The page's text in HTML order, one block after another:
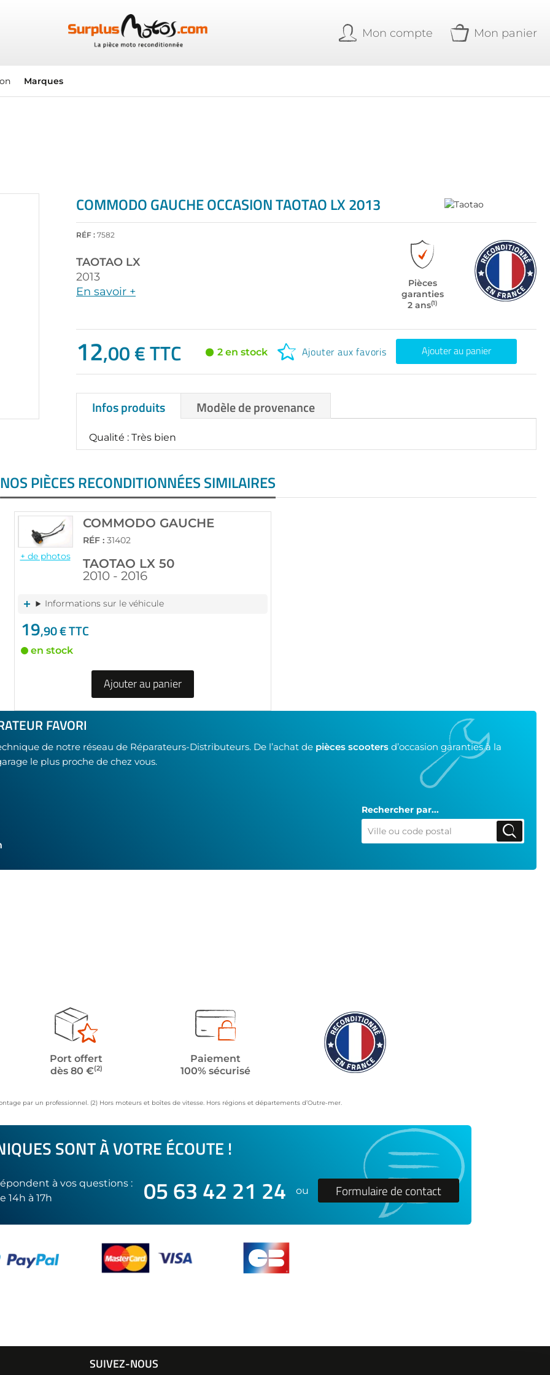
Mon compte Mon panier
Marques
COMMODO GAUCHE OCCASION TAOTAO LX 2013
RÉF : 7582
TAOTAO LX
2013
En savoir +
Pièces
garanties
2 ans(1)
12,00 € TTC 2 en stock Ajouter aux favoris Ajouter au panier
Infos produits
Qualité : Très bien
Modèle de provenance
NOS PIÈCES RECONDITIONNÉES SIMILAIRES
+ de photos
COMMODO GAUCHE
RÉF : 31402
TAOTAO LX 50
2010 - 2016
Informations sur le véhicule
19,90 € TTC
en stock
Ajouter au panier
FAVORI
de notre réseau de Réparateurs-Distributeurs. De l’achat de pièces scooters d’occasion garanties à la
le plus proche de chez vous.
Rechercher par...
Port offert
dès 80 €(2)
Paiement
100% sécurisé
par un professionnel. (2) Hors moteurs et boîtes de vitesse. Hors régions et départements d’Outre-mer.
SONT À VOTRE ÉCOUTE !
à vos questions :
14h à 17h
05 63 42 21 24 ou Formulaire de contact
SUIVEZ-NOUS